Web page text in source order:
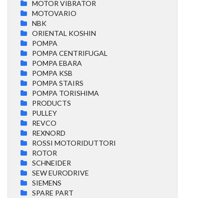
MOTOR VIBRATOR
MOTOVARIO
NBK
ORIENTAL KOSHIN
POMPA
POMPA CENTRIFUGAL
POMPA EBARA
POMPA KSB
POMPA STAIRS
POMPA TORISHIMA
PRODUCTS
PULLEY
REVCO
REXNORD
ROSSI MOTORIDUTTORI
ROTOR
SCHNEIDER
SEW EURODRIVE
SIEMENS
SPARE PART